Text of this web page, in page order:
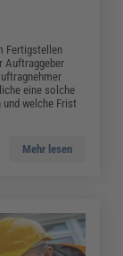
Fertigstellen
Auftraggeber
eine solche
welche Frist
Mehr lesen